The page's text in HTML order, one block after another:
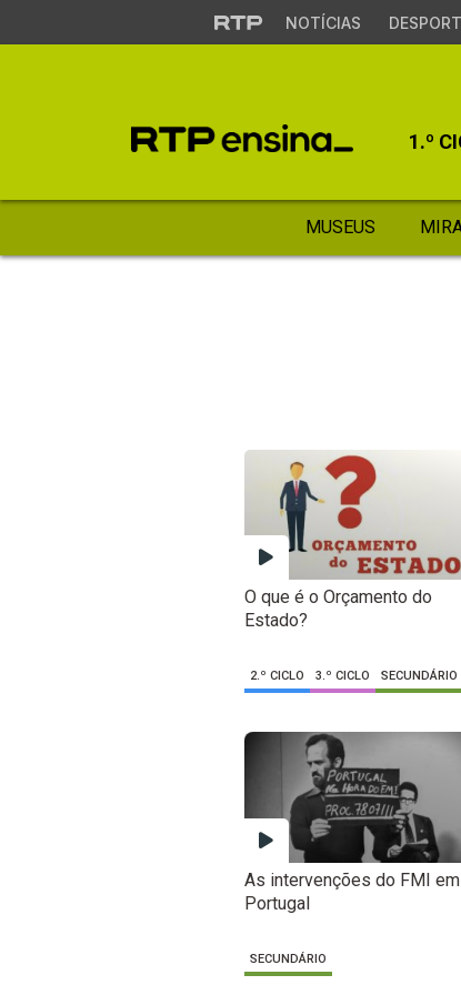
NOTÍCIAS
1.º
MUSEUS
O que é o Orçamento do
Estado?
2.º CICLO 3.º CICLO SECUNDÁRIO
As intervenções do FMI em
Portugal
SECUNDÁRIO